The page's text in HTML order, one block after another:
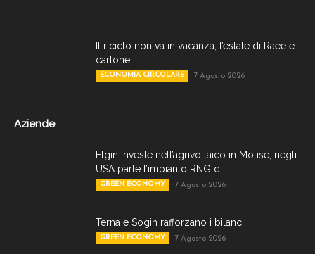
Il riciclo non va in vacanza, l’estate di Raee e
cartone
ECONOMIA CIRCOLARE 7 Agosto 2026
Aziende
Elgin investe nell’agrivoltaico in Molise, negli
USA parte l’impianto RNG di...
GREEN ECONOMY 7 Agosto 2026
Terna e Sogin rafforzano i bilanci
GREEN ECONOMY 7 Agosto 2026